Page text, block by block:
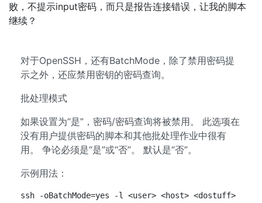
败，不提示input密码，而只是报告连接错误，让我的脚本
继续？
对于OpenSSH，还有BatchMode，除了禁用密码提
示之外，还应禁用密钥的密码查询。
批处理模式
如果设置为“是”，密码/密码查询将被禁用。 此选项在
没有用户提供密码的脚本和其他批处理作业中很有
用。 争论必须是“是”或“否”。 默认是“否”。
示例用法：
ssh -oBatchMode=yes -l <user> <host> <dostuff>